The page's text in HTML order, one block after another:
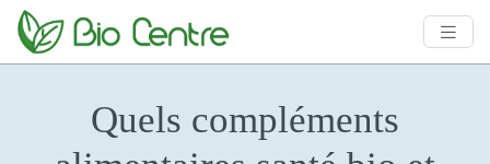
Quels compléments